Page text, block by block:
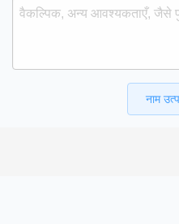
नाम